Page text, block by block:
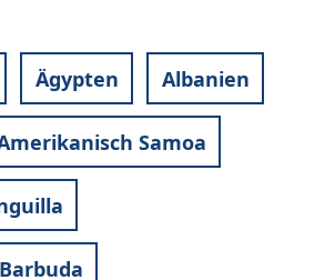
Ägypten Albanien
Samoa